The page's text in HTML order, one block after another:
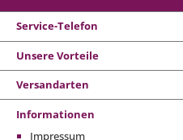
Service-Telefon
Unsere Vorteile
Versandarten
Informationen
Impressum